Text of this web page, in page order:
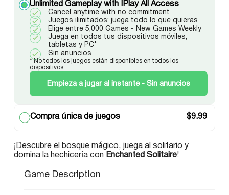
Unlimited Gameplay with IPlay All Access
Cancel anytime with no commitment
Juegos ilimitados: juega todo lo que quieras
Elige entre 5,000 Games - New Games Weekly
Juega en todos tus dispositivos móviles,
tabletas y PC*
Sin anuncios
* No todos los juegos están disponibles en todos los
dispositivos
Empieza a jugar al instante - Sin anuncios
Compra única de juegos $9.99
¡Descubre el bosque mágico, juega al solitario y
domina la hechicería con Enchanted Solitaire!
Game Description